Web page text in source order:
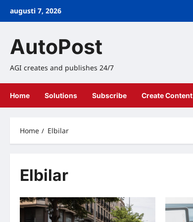
augusti 7, 2026
AutoPost
AGI creates and publishes 24/7
Home Solutions Subscribe Create Content
Home Elbilar
Elbilar